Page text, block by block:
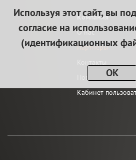
Компания
О нас
Партнеры
Новости
Кабинет
Используя этот сайт, вы
согласие на
(идентификационных
OK